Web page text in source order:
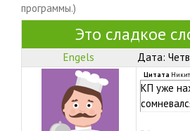
программы.)
Это сладкое
Engels Дата:
Цитата
КП уже